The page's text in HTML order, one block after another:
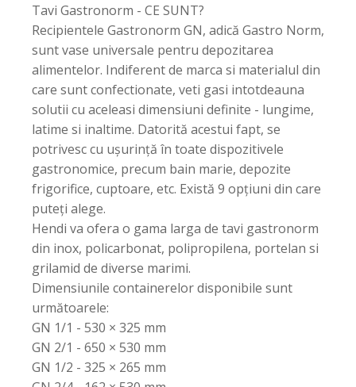
Tavi Gastronorm - CE SUNT?
Recipientele Gastronorm GN, adică Gastro Norm,
sunt vase universale pentru depozitarea
alimentelor. Indiferent de marca si materialul din
care sunt confectionate, veti gasi intotdeauna
solutii cu aceleasi dimensiuni definite - lungime,
latime si inaltime. Datorită acestui fapt, se
potrivesc cu ușurință în toate dispozitivele
gastronomice, precum bain marie, depozite
frigorifice, cuptoare, etc. Există 9 opțiuni din care
puteți alege.
Hendi va ofera o gama larga de tavi gastronorm
din inox, policarbonat, polipropilena, portelan si
grilamid de diverse marimi.
Dimensiunile containerelor disponibile sunt
următoarele:
GN 1/1 - 530 × 325 mm
GN 2/1 - 650 × 530 mm
GN 1/2 - 325 × 265 mm